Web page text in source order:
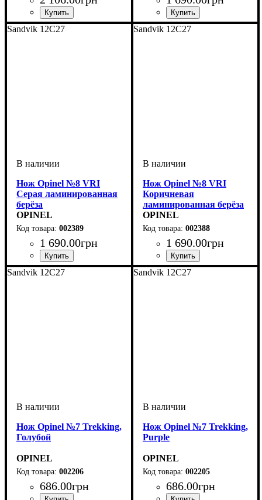
Sandvik 12C27
Нож Opinel №8 VRI
Серая ламинированная
берёза
OPINEL
002389
1 690.00грн
Sandvik 12C27
Нож Opinel №8 VRI
Коричневая
ламинированная берёза
OPINEL
002388
1 690.00грн
Sandvik 12C27
Нож Opinel №7 Trekking,
Голубой
OPINEL
002206
686.00грн
Sandvik 12C27
Нож Opinel №7 Trekking,
Purple
OPINEL
002205
686.00грн